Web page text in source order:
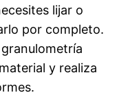
lijar o
por completo.
y realiza